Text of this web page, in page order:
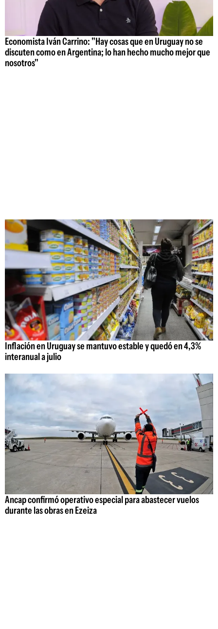
Economista Iván Carrino: "Hay cosas que en Uruguay no se
discuten como en Argentina; lo han hecho mucho mejor que
nosotros"
Inflación en Uruguay se mantuvo estable y quedó en 4,3%
interanual a julio
Ancap confirmó operativo especial para abastecer vuelos
durante las obras en Ezeiza